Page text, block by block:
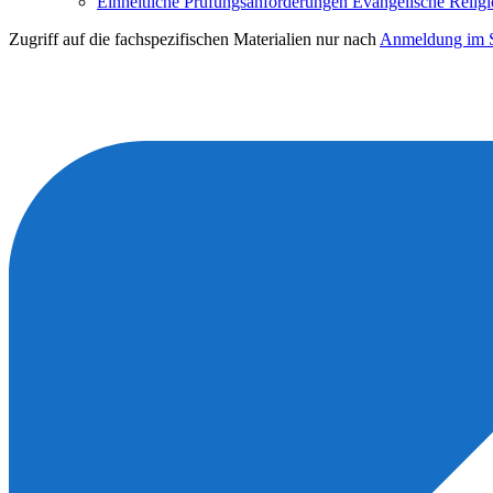
Zugriff auf die fachspezifischen Materialien nur nach Anmeldung im